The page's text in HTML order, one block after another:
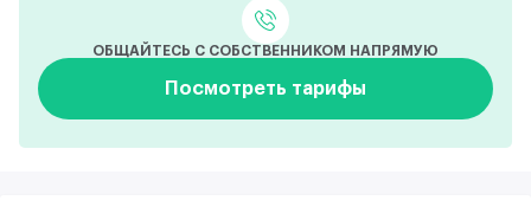
ОБЩАЙТЕСЬ С СОБСТВЕННИКОМ НАПРЯМУЮ
Посмотреть тарифы